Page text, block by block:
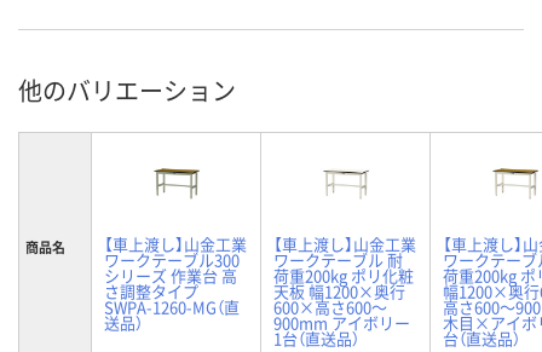
他のバリエーション
商品名 【車上渡し】山金工業
ワークテーブル300
シリーズ 作業台 高
さ調整タイプ
SWPA-1260-MG（直
送品）
【車上渡し】山金工業
ワークテーブル 耐
荷重200kg ポリ化粧
天板 幅1200×奥行
600×高さ600～
900mm アイボリー
1台（直送品）
【車上渡し】
ワークテーブ
荷重200kg ポ
幅1200×奥
高さ600～
木目×アイボ
台（直送品）